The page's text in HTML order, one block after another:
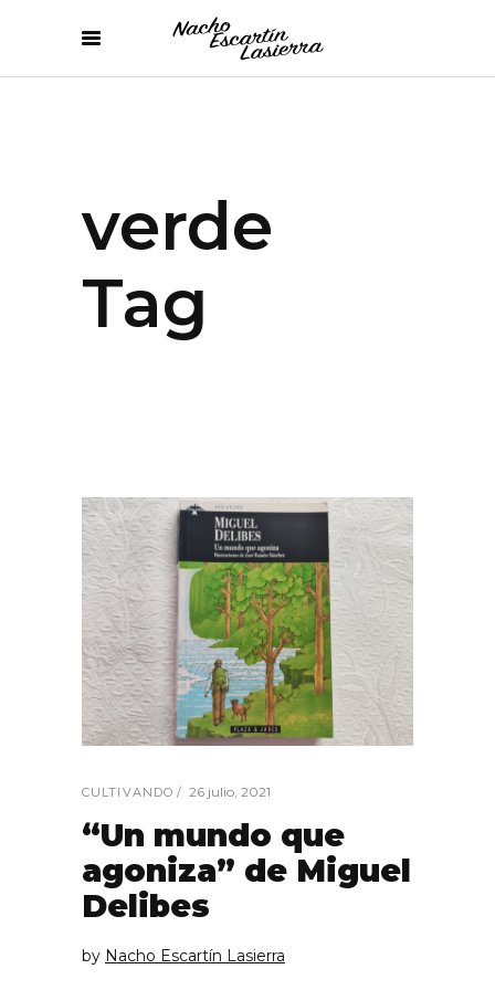
verde
Tag
CULTIVANDO 26 julio, 2021
“Un mundo que
agoniza” de Miguel
Delibes
by Nacho Escartín Lasierra